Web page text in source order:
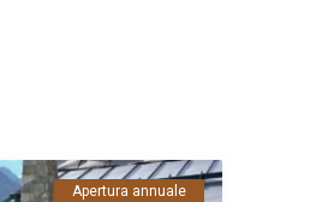
Apertura annuale